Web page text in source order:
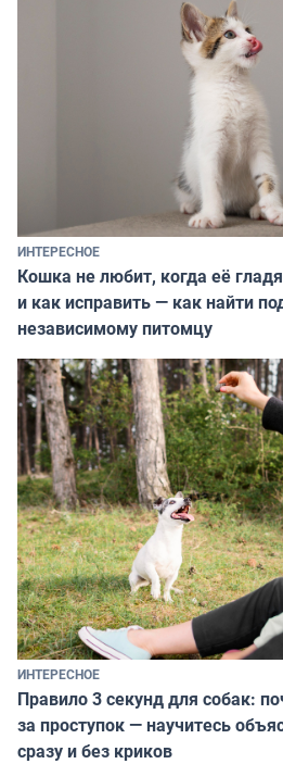
ИНТЕРЕСНОЕ
Кошка не любит, когда её
и как исправить — как найти
независимому питомцу
ИНТЕРЕСНОЕ
Правило 3 секунд для собак:
за проступок — научитесь
сразу и без криков